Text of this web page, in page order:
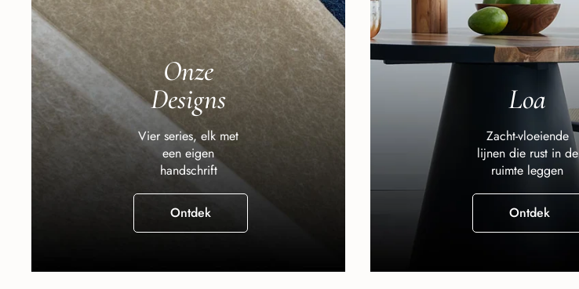
Onze
Designs
Vier series, elk met
een eigen
handschrift
Ontdek
Loa
Zacht-vloeiende
lijnen die rust in de
ruimte leggen
Ontdek